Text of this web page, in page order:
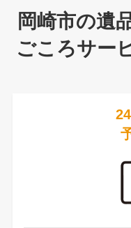
岡崎市の遺
ごころサー